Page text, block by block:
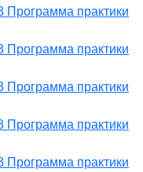
Программа практики
Программа практики
Программа практики
Программа практики
Программа практики